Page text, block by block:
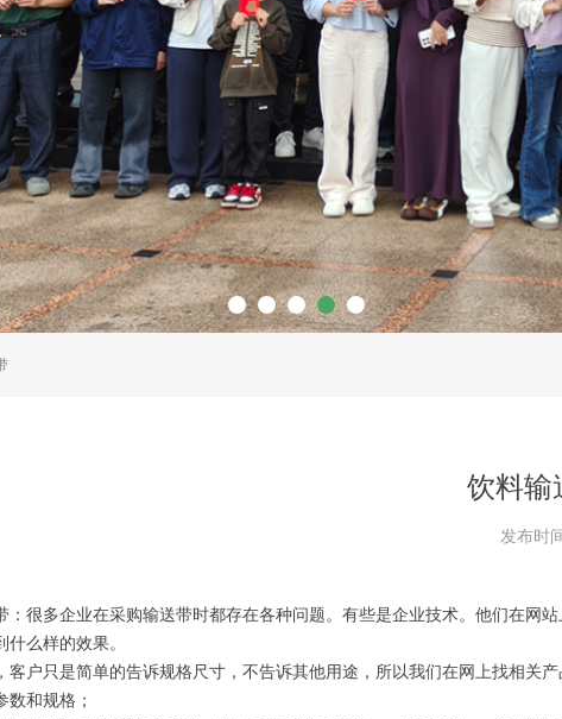
饮料输
：很多企业在采购输送带时都存在各种问题。有些是企业技术。他们在网
么样的效果。
客户只是简单的告诉规格尺寸，不告诉其他用途，所以我们在网上找相关
数和规格；
发布时